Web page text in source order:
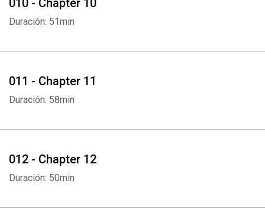
010 - Chapter 10
Duración: 51min
011 - Chapter 11
Duración: 58min
012 - Chapter 12
Duración: 50min